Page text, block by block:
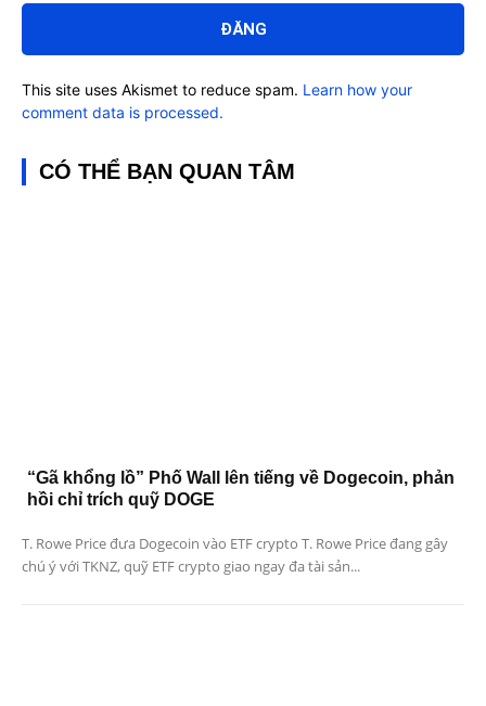
luận:
This site uses Akismet to reduce spam. Learn how your
comment data is processed.
CÓ THỂ BẠN QUAN TÂM
“Gã khổng lồ” Phố Wall lên tiếng về Dogecoin, phản
hồi chỉ trích quỹ DOGE
T. Rowe Price đưa Dogecoin vào ETF crypto T. Rowe Price đang gây
chú ý với TKNZ, quỹ ETF crypto giao ngay đa tài sản...